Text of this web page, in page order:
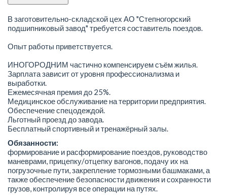
В заготовительно-складской цех АО "Степногорский
подшипниковый завод" требуется составитель поездов.
Опыт работы приветствуется.
ИНОГОРОДНИМ частично компенсируем съём жилья.
Зарплата зависит от уровня профессионализма и
выработки.
Ежемесячная премия до 25%.
Медицинское обслуживание на территории предприятия.
Обеспечение спецодеждой.
Льготный проезд до завода.
Бесплатный спортивный и тренажёрный залы.
Обязанности:
формирование и расформирование поездов, руководство
маневрами, прицепку/отцепку вагонов, подачу их на
погрузочные пути, закрепление тормозными башмаками, а
также обеспечение безопасности движения и сохранности
грузов, контролируя все операции на путях.